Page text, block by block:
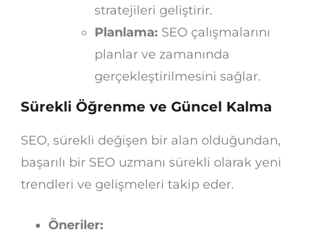
stratejileri geliştirir.
Planlama: SEO çalışmalarını
planlar ve zamanında
gerçekleştirilmesini sağlar.
Sürekli Öğrenme ve Güncel Kalma
SEO, sürekli değişen bir alan olduğundan,
başarılı bir SEO uzmanı sürekli olarak yeni
trendleri ve gelişmeleri takip eder.
Öneriler: